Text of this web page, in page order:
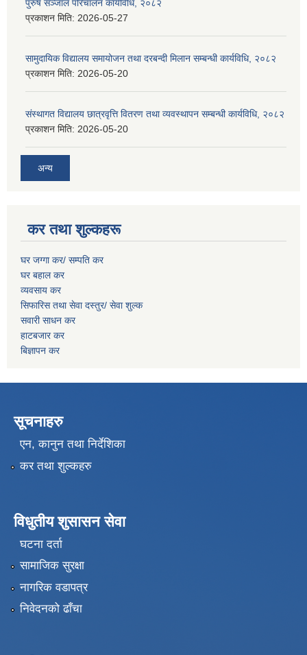
पुरुष सञ्जाल परिचालन कार्यविधि, २०८२
प्रकाशन मिति: 2026-05-27
सामुदायिक विद्यालय समायोजन तथा दरबन्दी मिलान सम्बन्धी कार्यविधि, २०८२
प्रकाशन मिति: 2026-05-20
संस्थागत विद्यालय छात्रवृत्ति वितरण तथा व्यवस्थापन सम्बन्धी कार्यविधि, २०८२
प्रकाशन मिति: 2026-05-20
अन्य
कर तथा शुल्कहरू
घर जग्गा कर/ सम्पति कर
घर बहाल कर
व्यवसाय कर
सिफारिस तथा सेवा दस्तुर/ सेवा शुल्क
सवारी साधन कर
हाटबजार कर
बिज्ञापन कर
सूचनाहरु
एन, कानुन तथा निर्देशिका
कर तथा शुल्कहरु
विधुतीय शुसासन सेवा
घटना दर्ता
सामाजिक सुरक्षा
नागरिक वडापत्र
निवेदनको ढाँचा